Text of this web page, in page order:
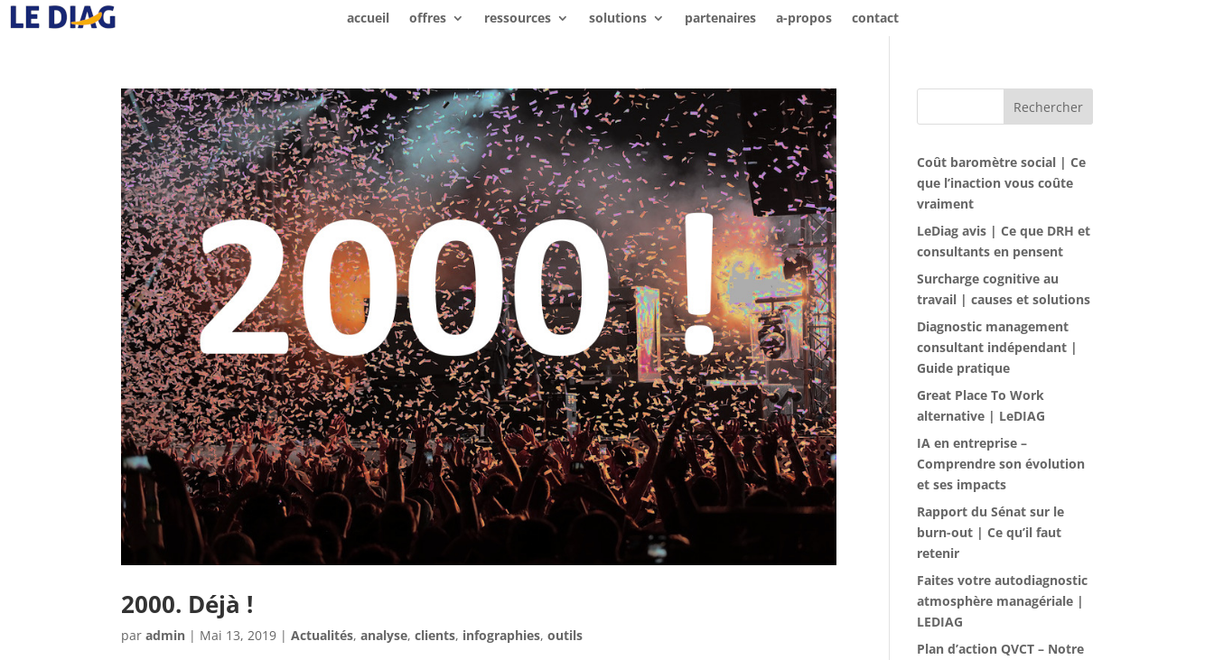
accueil offres ressources solutions partenaires a-propos contact
2000. Déjà !
paradmin | Mai 13, 2019 |Actualités,analyse,clients, infographies,outils
Rechercher
Coût baromètre social | Ce
que l’inaction vous coûte
vraiment
LeDiag avis | Ce que DRH et
consultants en pensent
Surcharge cognitive au
travail | causes et solutions
Diagnostic management
consultant indépendant |
Guide pratique
Great Place To Work
alternative | LeDIAG
IA en entreprise –
Comprendre son évolution
et ses impacts
Rapport du Sénat sur le
burn-out | Ce qu’il faut
retenir
Faites votre autodiagnostic
atmosphère managériale |
LEDIAG
Plan d’action QVCT – Notre